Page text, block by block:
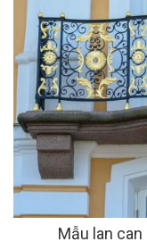
Mẫu lan